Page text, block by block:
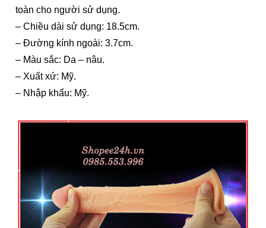
toàn cho người sử dụng.
– Chiều dài sử dụng: 18.5cm.
– Đường kính ngoài: 3.7cm.
– Màu sắc: Da – nâu.
– Xuất xứ: Mỹ.
– Nhập khẩu: Mỹ.